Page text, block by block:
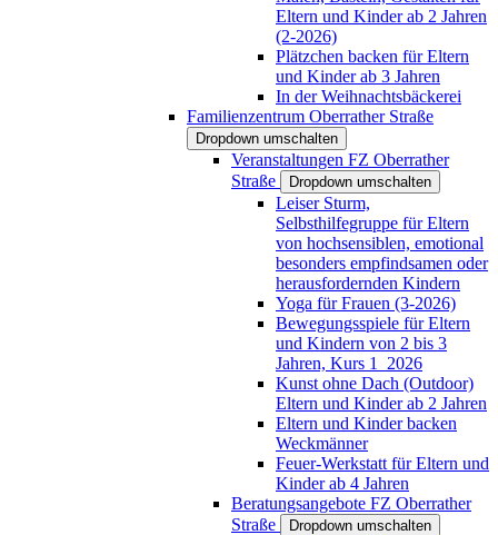
Eltern und Kinder ab 2 Jahren
(2-2026)
Plätzchen backen für Eltern
und Kinder ab 3 Jahren
In der Weihnachtsbäckerei
Familienzentrum Oberrather Straße
Dropdown umschalten
Veranstaltungen FZ Oberrather
Straße
Dropdown umschalten
Leiser Sturm,
Selbsthilfegruppe für Eltern
von hochsensiblen, emotional
besonders empfindsamen oder
herausfordernden Kindern
Yoga für Frauen (3-2026)
Bewegungsspiele für Eltern
und Kindern von 2 bis 3
Jahren, Kurs 1_2026
Kunst ohne Dach (Outdoor)
Eltern und Kinder ab 2 Jahren
Eltern und Kinder backen
Weckmänner
Feuer-Werkstatt für Eltern und
Kinder ab 4 Jahren
Beratungsangebote FZ Oberrather
Straße
Dropdown umschalten